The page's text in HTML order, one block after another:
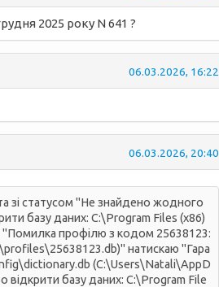
2025 року N 641 ?
06.03.2026, 16:22
06.03.2026, 20:40
зі статусом "Не знайдено жодного
базу даних: C:\Program Files (x86)
профілю з кодом 25638123:
натискаю "Гара
(C:\Users\Natali\AppD
базу даних: C:\Program File